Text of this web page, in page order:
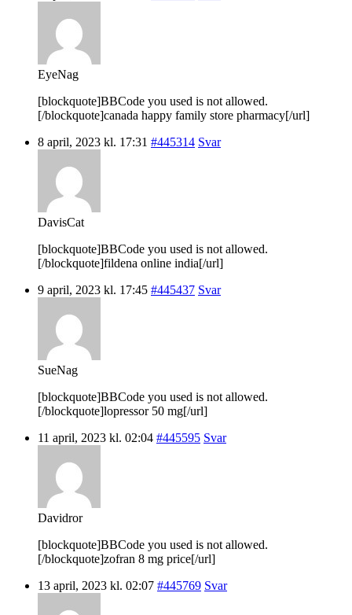
EyeNag
[blockquote]BBCode you used is not allowed.
[/blockquote]canada happy family store pharmacy[/url]
8 april, 2023 kl. 17:31 #445314 Svar
DavisCat
[blockquote]BBCode you used is not allowed.
[/blockquote]fildena online india[/url]
9 april, 2023 kl. 17:45 #445437 Svar
SueNag
[blockquote]BBCode you used is not allowed.
[/blockquote]lopressor 50 mg[/url]
11 april, 2023 kl. 02:04 #445595 Svar
Davidror
[blockquote]BBCode you used is not allowed.
[/blockquote]zofran 8 mg price[/url]
13 april, 2023 kl. 02:07 #445769 Svar